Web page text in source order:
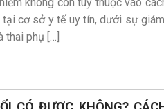
tại cơ sở y tế uy tín, dưới sự
thai phụ […]